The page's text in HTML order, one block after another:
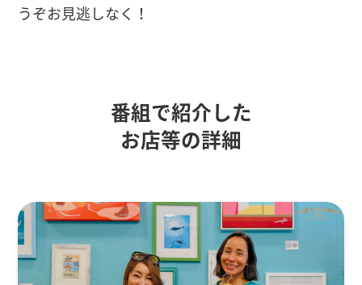
うぞお見逃しなく！
番組で紹介した
お店等の詳細